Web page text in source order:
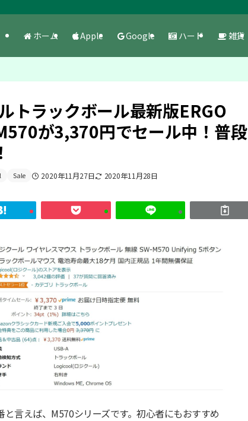
ホーム Apple Google ハード 雑貨
トラックボール最新版ERGO
が3,370円でセール中！普段
Sale 2020年11月27日 2020年11月28日
言えば、M570シリーズです。初心者にもおすすめ